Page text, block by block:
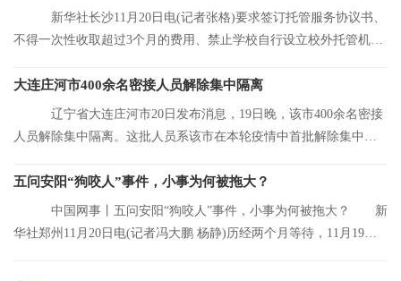
新华社长沙11月20日电(记者张格)要求签订托管服务协议书、
不得一次性收取超过3个月的费用、禁止学校自行设立校外托管机
大连庄河市400余名密接人员解除集中隔离
辽宁省大连庄河市20日发布消息，19日晚，该市400余名密接
人员解除集中隔离。这批人员系该市在本轮疫情中首批解除集中隔
五问安阳“狗咬人”事件，小事为何被拖大？
中国网事丨五问安阳“狗咬人”事件，小事为何被拖大？ 新
华社郑州11月20日电(记者冯大鹏 杨静)历经两个月等待，11月19日